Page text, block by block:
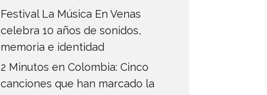
Festival La Música En Venas
celebra 10 años de sonidos,
memoria e identidad
2 Minutos en Colombia: Cinco
canciones que han marcado la